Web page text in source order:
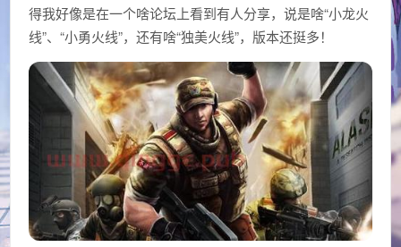
得我好像是在一个啥论坛上看到有人分享，说是啥“小龙火
线”、“小勇火线”，还有啥“独美火线”，版本还挺多！